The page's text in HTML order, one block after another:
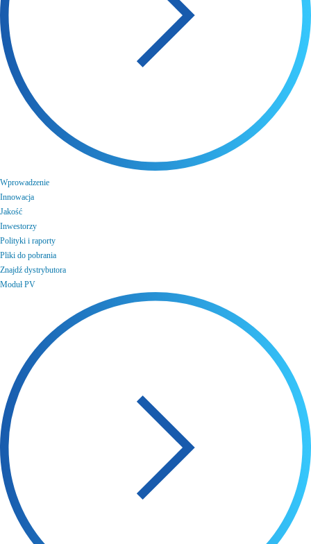
Wprowadzenie
Innowacja
Jakość
Inwestorzy
Polityki i raporty
Pliki do pobrania
Znajdź dystrybutora
Moduł PV